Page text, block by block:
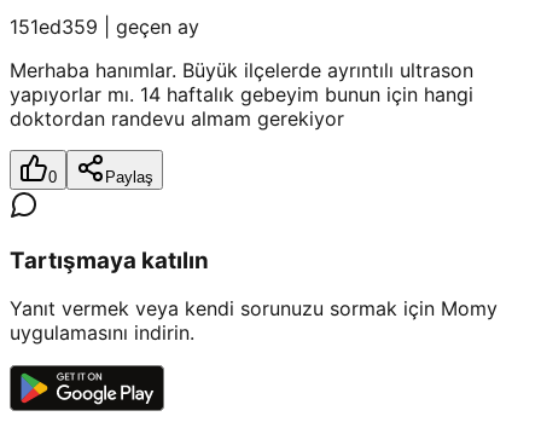
151ed359
geçen ay
Merhaba hanımlar. Büyük ilçelerde ayrıntılı ultrason
yapıyorlar mı. 14 haftalık gebeyim bunun için hangi
doktordan randevu almam gerekiyor
0 Paylaş
Tartışmaya katılın
Yanıt vermek veya kendi sorunuzu sormak için Momy
uygulamasını indirin.